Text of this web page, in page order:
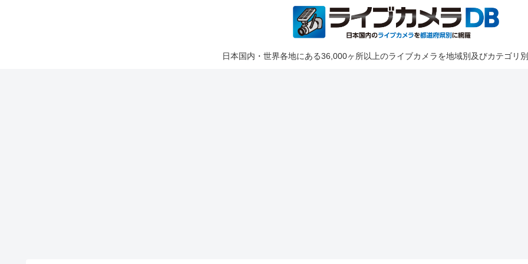
日本国内・世界各地にある36,000ヶ所以上のライブカメラを地域別及びカテゴリ別